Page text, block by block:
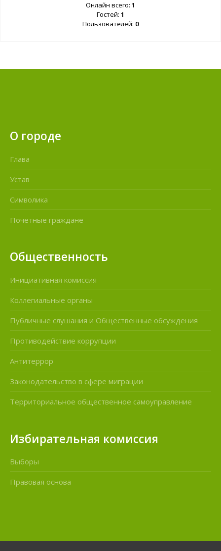
Онлайн всего: 1
Гостей: 1
Пользователей: 0
О городе
Глава
Устав
Символика
Почетные граждане
Общественность
Инициативная комиссия
Коллегиальные органы
Публичные слушания и Общественные обсуждения
Противодействие коррупции
Антитеррор
Законодательство в сфере миграции
Территориальное общественное самоуправление
Избирательная комиссия
Выборы
Правовая основа